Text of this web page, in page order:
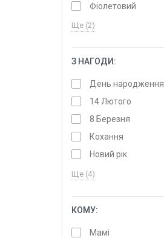
Фіолетовий
Ще (2)
З НАГОДИ:
День народження
14 Лютого
8 Березня
Кохання
Новий рік
Ще (4)
КОМУ:
Мамі